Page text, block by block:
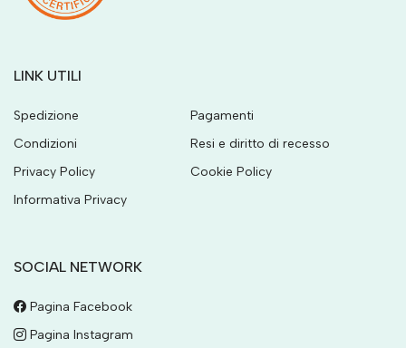
LINK UTILI
Spedizione
Pagamenti
Condizioni
Resi e diritto di recesso
Privacy Policy
Cookie Policy
Informativa Privacy
SOCIAL NETWORK
Pagina Facebook
Pagina Instagram